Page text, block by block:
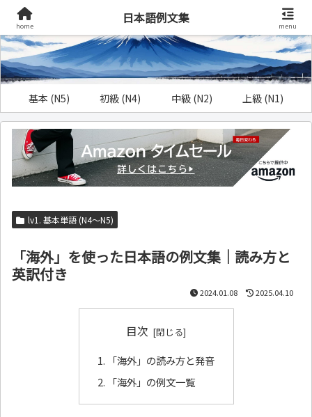
基本 (N5) 初級 (N4) 中級 (N2) 上級 (N1)
lv1. 基本単語 (N4～N5)
「海外」を使った日本語の例文集｜読み方と
英訳付き
2024.01.08 2025.04.10
目次
「海外」の読み方と発音
「海外」の例文一覧
home
日本語例文集
menu